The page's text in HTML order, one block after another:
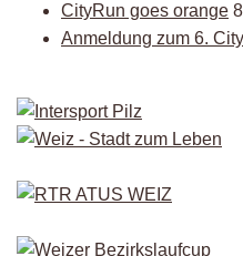
CityRun goes orange
Anmeldung zum 6.